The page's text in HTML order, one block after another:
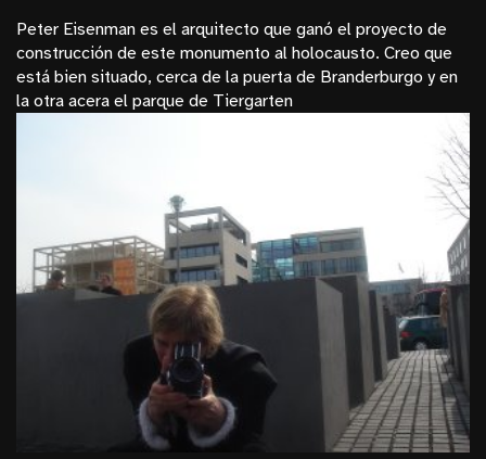
Peter Eisenman es el arquitecto que ganó el proyecto de
construcción de este monumento al holocausto. Creo que
está bien situado, cerca de la puerta de Branderburgo y en
la otra acera el parque de Tiergarten